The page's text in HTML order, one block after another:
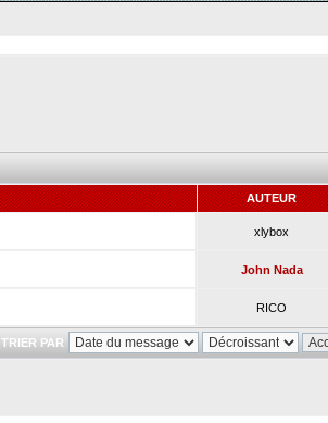
AUTEUR
xlybox
John Nada
RICO
TRIER PAR